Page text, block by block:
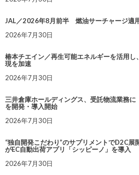
JAL／2026年8月前半 燃油サーチャージ適
2026年7月30日
椿本チエイン／再生可能エネルギーを活用
現を加速
2026年7月30日
三井倉庫ホールディングス、受託物流業務に
を開発・導入開始
2026年7月30日
“独自開発こだわり”のサプリメントでD2C展
がEC自動出荷アプリ「シッピーノ」を導入
2026年7月30日